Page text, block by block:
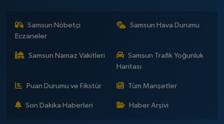
Samsun Nöbetçi
Eczaneler
Samsun Hava Durumu
Samsun Namaz Vakitleri
Samsun Trafik Yoğunluk
Haritası
Puan Durumu ve Fikstür Tüm Manşetler
Son Dakika Haberleri Haber Arşivi